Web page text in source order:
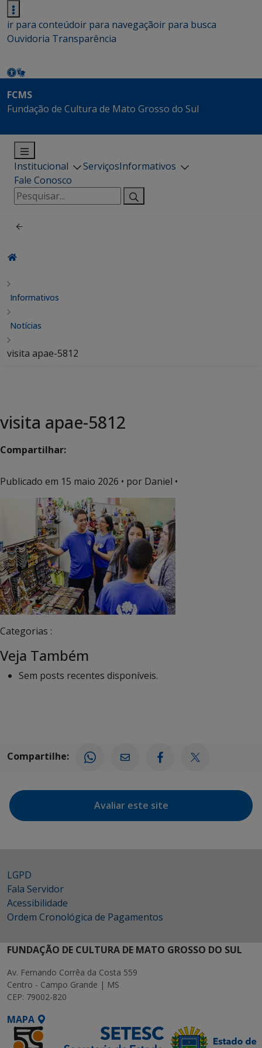
ir para conteúdoir para navegaçãoir para busca
Ouvidoria Transparência
FCMS
Fundação de Cultura de Mato Grosso do Sul
Institucional ServiçosInformativos
Fale Conosco
Pesquisar
por:
Informativos
Notícias
visita apae-5812
visita apae-5812
Compartilhar:
Publicado em 15 maio 2026 • por Daniel •
Categorias :
Veja Também
Sem posts recentes disponíveis.
Compartilhe:
Avaliar este site
LGPD
Fala Servidor
Acessibilidade
Ordem Cronológica de Pagamentos
FUNDAÇÃO DE CULTURA DE MATO GROSSO DO SUL
Av. Fernando Corrêa da Costa 559
Centro - Campo Grande | MS
CEP: 79002-820
MAPA